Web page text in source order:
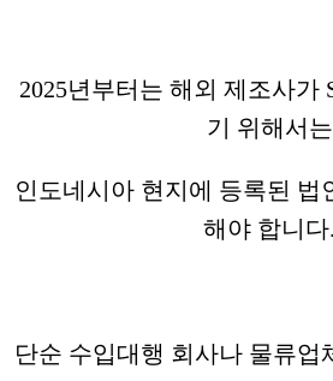
2025년부터는 해외 제조사가
기 위해서는
인도네시아 현지에 등록된 법
해야 합니다.
단순 수입대행 회사나 물류업